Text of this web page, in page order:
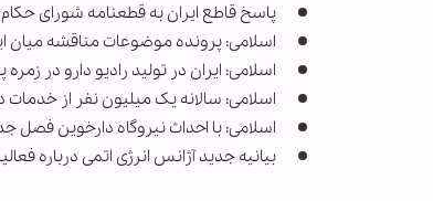
پاسخ قاطع ایران به قطعنامه شورای حکام
اسلامی: پرونده موضوعات مناقشه میان
اسلامی: ایران در تولید رادیو دارو در
اسلامی: سالانه یک میلیون نفر از
اسلامی: با احداث نیروگاه دارخوین
بیانیه جدید آژانس انرژی اتمی درباره